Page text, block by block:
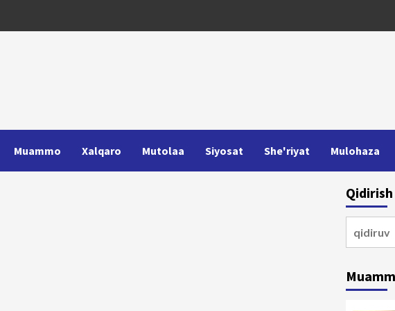
Muammo Xalqaro Mutolaa Siyosat She'riyat Mulohaza
Qidirish